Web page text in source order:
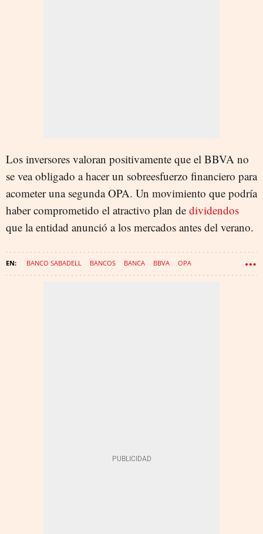
Los inversores valoran positivamente que el BBVA no
se vea obligado a hacer un sobreesfuerzo financiero para
acometer una segunda OPA. Un movimiento que podría
haber comprometido el atractivo plan de dividendos
que la entidad anunció a los mercados antes del verano.
BANCO SABADELL BANCOS BANCA BBVA OPA